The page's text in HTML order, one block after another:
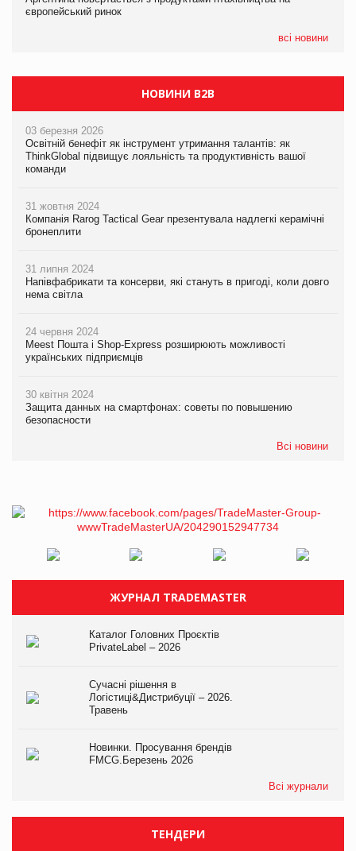
європейський ринок
всі новини
європейський ринок
НОВИНИ B2B
03 березня 2026
Освітній бенефіт як інструмент утримання талантів: як
ThinkGlobal підвищує лояльність та продуктивність вашої
команди
31 жовтня 2024
Компанія Rarog Tactical Gear презентувала надлегкі керамічні
бронеплити
31 липня 2024
Напівфабрикати та консерви, які стануть в пригоді, коли довго
нема світла
24 червня 2024
Meest Пошта і Shop-Express розширюють можливості
українських підприємців
30 квітня 2024
Защита данных на смартфонах: советы по повышению
безопасности
Всі новини
ЖУРНАЛ TRADEMASTER
Каталог Головних Проєктів
PrivateLabel – 2026
Сучасні рішення в
Логістиці&Дистрибуції – 2026.
Травень
Новинки. Просування брендів
FMCG.Березень 2026
Всі журнали
ТЕНДЕРИ